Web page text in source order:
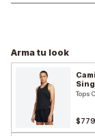
Arma tu look
Tops